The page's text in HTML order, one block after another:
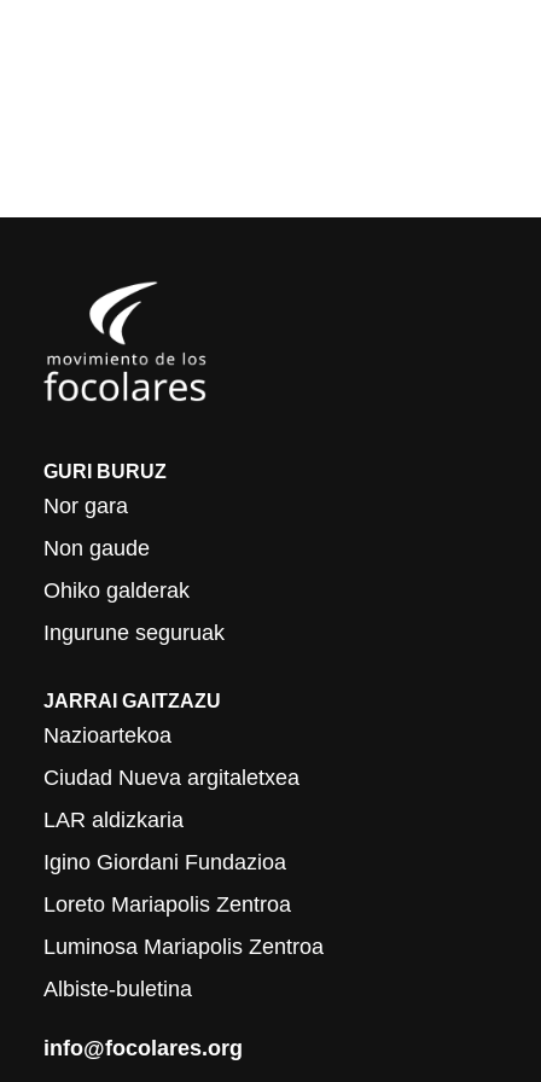
GURI BURUZ
Nor gara
Non gaude
Ohiko galderak
Ingurune seguruak
JARRAI GAITZAZU
Nazioartekoa
Ciudad Nueva argitaletxea
LAR aldizkaria
Igino Giordani Fundazioa
Loreto Mariapolis Zentroa
Luminosa Mariapolis Zentroa
Albiste-buletina
info@focolares.org